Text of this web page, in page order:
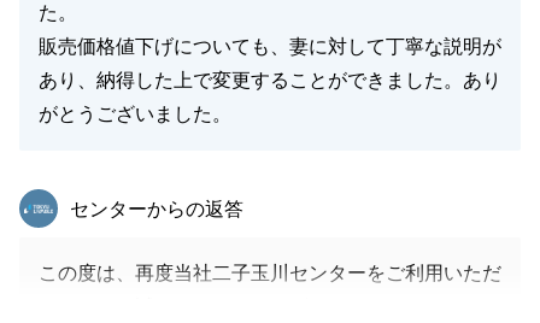
た。
販売価格値下げについても、妻に対して丁寧な説明が
あり、納得した上で変更することができました。あり
がとうございました。
東急リバブル
センターからの返答
この度は、再度当社二子玉川センターをご利用いただ